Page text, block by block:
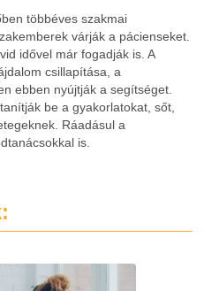
többéves szakmai
várják a pácienseket.
idővel már fogadják is. A
csillapítása, a
ebben nyújtják a segítséget.
be a gyakorlatokat, sőt,
Ráadásul a
is.